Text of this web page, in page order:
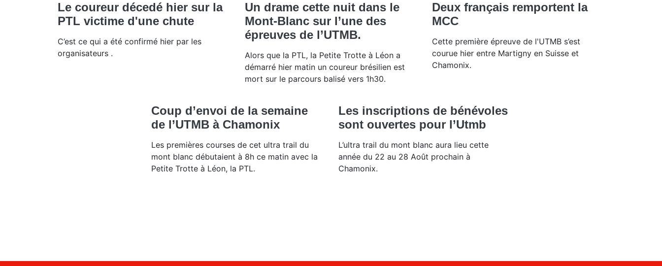
Le coureur décedé hier sur la
PTL victime d'une chute
C’est ce qui a été confirmé hier par les
organisateurs .
Un drame cette nuit dans le
Mont-Blanc sur l’une des
épreuves de l’UTMB.
Alors que la PTL, la Petite Trotte à Léon a
démarré hier matin un coureur brésilien est
mort sur le parcours balisé vers 1h30.
Deux français remportent la
MCC
Cette première épreuve de l'UTMB s’est
courue hier entre Martigny en Suisse et
Chamonix.
Coup d’envoi de la semaine
de l’UTMB à Chamonix
Les premières courses de cet ultra trail du
mont blanc débutaient à 8h ce matin avec la
Petite Trotte à Léon, la PTL.
Les inscriptions de bénévoles
sont ouvertes pour l’Utmb
L’ultra trail du mont blanc aura lieu cette
année du 22 au 28 Août prochain à
Chamonix.